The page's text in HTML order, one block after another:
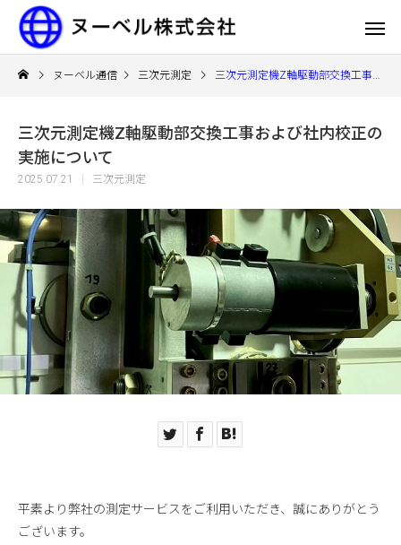
ヌーベル通信 三次元測定 三次元測定機Z軸駆動部交換工事および社内校正の実施について
三次元測定機Z軸駆動部交換工事および社内校正の
実施について
2025.07.21 三次元測定
平素より弊社の測定サービスをご利用いただき、誠にありがとう
ございます。